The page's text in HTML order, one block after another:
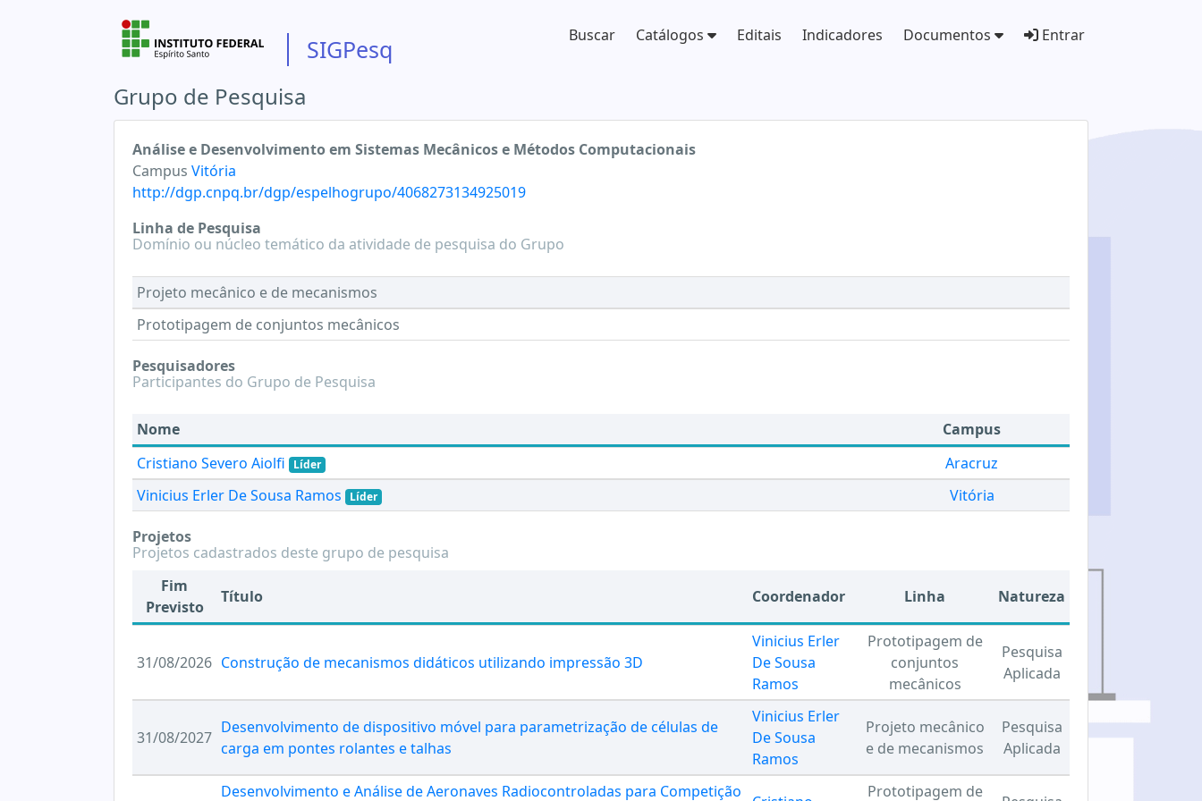
SIGPesq Buscar Catálogos Editais Indicadores Documentos Entrar
Grupo de Pesquisa
Análise e Desenvolvimento em Sistemas Mecânicos e Métodos Computacionais
Campus Vitória
http://dgp.cnpq.br/dgp/espelhogrupo/4068273134925019
Linha de Pesquisa
Domínio ou núcleo temático da atividade de pesquisa do Grupo
Projeto mecânico e de mecanismos
Prototipagem de conjuntos mecânicos
Pesquisadores
Participantes do Grupo de Pesquisa
Nome
Campus
Cristiano Severo Aiolfi
Líder
Aracruz
Vinicius Erler De Sousa Ramos
Líder Vitória
Projetos
Projetos cadastrados deste grupo de pesquisa
Fim
Previsto
Título Coordenador Linha Natureza
31/08/2026 Construção de mecanismos didáticos utilizando impressão 3D
Vinicius Erler
De Sousa
Ramos
Prototipagem de
conjuntos
mecânicos
Pesquisa
Aplicada
31/08/2027
Desenvolvimento de dispositivo móvel para parametrização de células de
carga em pontes rolantes e talhas
Vinicius Erler
De Sousa
Ramos
Projeto mecânico
e de mecanismos
Pesquisa
Aplicada
Desenvolvimento e Análise de Aeronaves Radiocontroladas para Competição Prototipagem de